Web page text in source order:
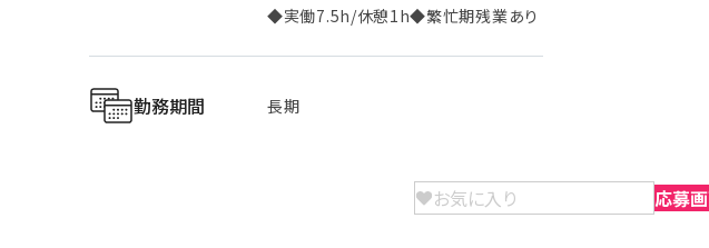
◆実働7.5h/休憩1h◆繁忙期残業あり
勤務期間 長期
お気に入り 応募